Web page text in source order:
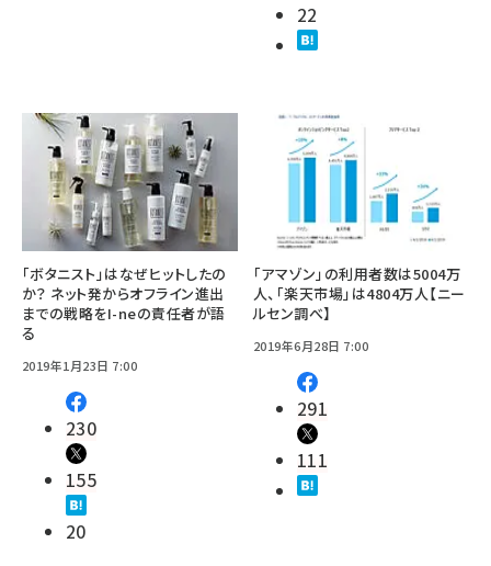
22
「ボタニスト」はなぜヒットしたの
か？ ネット発からオフライン進出
までの戦略をI-neの責任者が語
る
2019年1月23日 7:00
230
155
20
「アマゾン」の利用者数は5004万
人、「楽天市場」は4804万人【ニー
ルセン調べ】
2019年6月28日 7:00
291
111